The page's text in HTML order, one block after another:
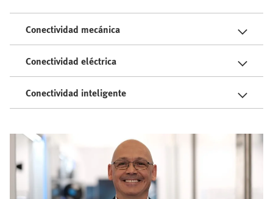
Conectividad mecánica
Conectividad eléctrica
Conectividad inteligente